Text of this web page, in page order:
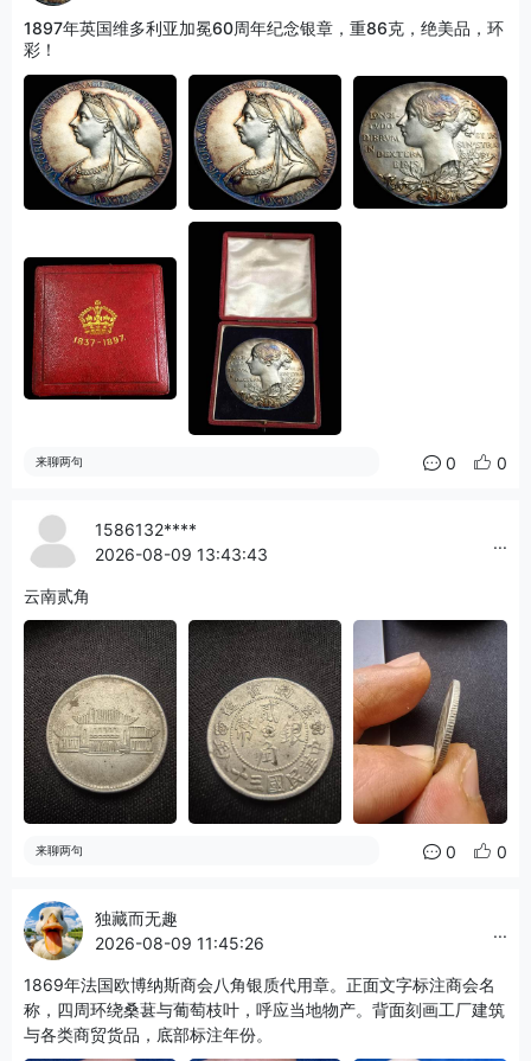
1897年英国维多利亚加冕60周年纪念银章，重86克，绝美品，环
彩！
来聊两句 0 0
1586132****
2026-08-09 13:43:43
...
云南贰角
来聊两句 0 0
独藏而无趣
2026-08-09 11:45:26
...
1869年法国欧博纳斯商会八角银质代用章。正面文字标注商会名
称，四周环绕桑葚与葡萄枝叶，呼应当地物产。背面刻画工厂建筑
与各类商贸货品，底部标注年份。